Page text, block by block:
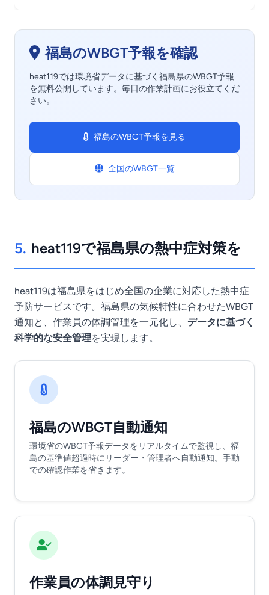
福島のWBGT予報を確認
heat119では環境省データに基づく福島県のWBGT予報
を無料公開しています。毎日の作業計画にお役立てくだ
さい。
福島のWBGT予報を見る
全国のWBGT一覧
5. heat119で福島県の熱中症対策を
heat119は福島県をはじめ全国の企業に対応した熱中症
予防サービスです。福島県の気候特性に合わせたWBGT
通知と、作業員の体調管理を一元化し、 データに基づく
科学的な安全管理を実現します。
福島のWBGT自動通知
環境省のWBGT予報データをリアルタイムで監視し、福
島の基準値超過時にリーダー・管理者へ自動通知。手動
での確認作業を省きます。
作業員の体調見守り